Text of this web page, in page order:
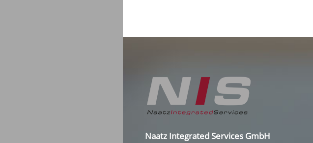
Naatz Integrated Services GmbH